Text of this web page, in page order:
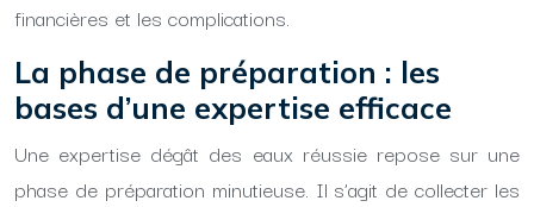
financières et les complications.
La phase de préparation : les
bases d’une expertise efficace
Une expertise dégât des eaux réussie repose sur une
phase de préparation minutieuse. Il s’agit de collecter les